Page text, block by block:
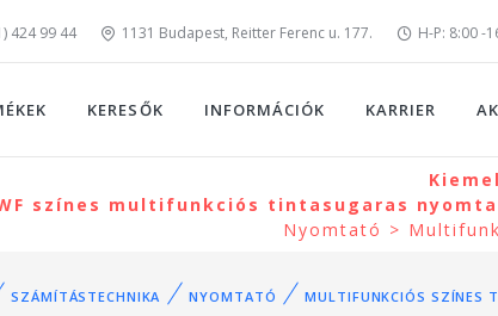
424 99 44 1131 Budapest, Reitter Ferenc u. 177. H-P: 8:00 -
KERESŐK INFORMÁCIÓK KARRIER
színes multifunkciós tintasugaras
Nyomtató >
SZÁMÍTÁSTECHNIKA NYOMTATÓ MULTIFUNKCIÓS SZÍNES